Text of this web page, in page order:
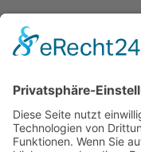
Jetzt teilen
Facebook
Pinterest